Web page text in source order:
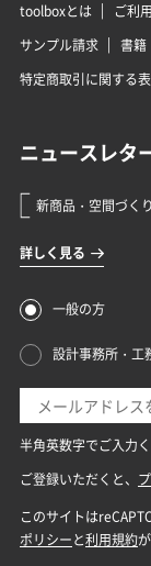
toolboxとは ご利
サンプル請求
書籍
特定商取引に関する